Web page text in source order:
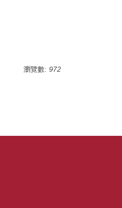
瀏覽數: 972